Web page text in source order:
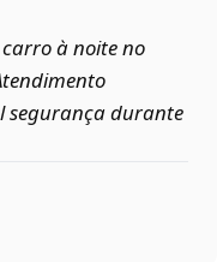
à noite no
segurança durante